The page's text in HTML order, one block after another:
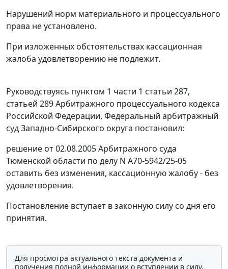
Нарушений норм материального и процессуального
права не установлено.
При изложенных обстоятельствах кассационная
жалоба удовлетворению не подлежит.
Руководствуясь пунктом 1 части 1 статьи 287,
статьей 289Арбитражного процессуального кодекса
Российской Федерации, Федеральный арбитражный
суд Западно-Сибирского округа постановил:
решение от 02.08.2005 Арбитражного суда
Тюменской области по делу N А70-5942/25-05
оставить без изменения, кассационную жалобу - без
удовлетворения.
Постановление вступает в законную силу со дня его
принятия.
Для просмотра актуального текста документа и
получения полной информации о вступлении в силу,